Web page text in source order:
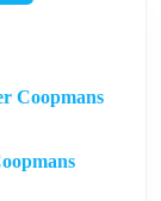
Coopmans